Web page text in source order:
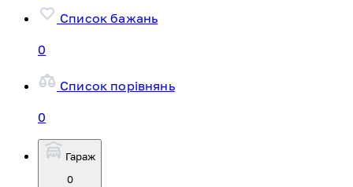
Список бажань
0
Список порівнянь
0
Гараж
0